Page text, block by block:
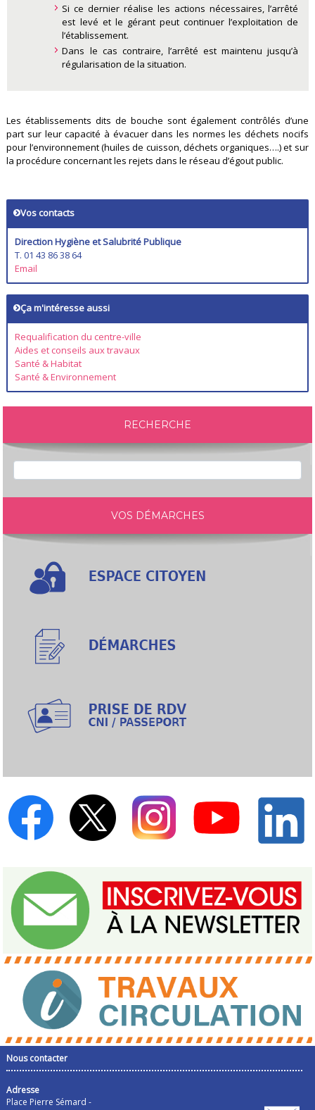
Si ce dernier réalise les actions nécessaires, l’arrêté
est levé et le gérant peut continuer l’exploitation de
l’établissement.
Dans le cas contraire, l’arrêté est maintenu jusqu’à
régularisation de la situation.
Les établissements dits de bouche sont également contrôlés d’une
part sur leur capacité à évacuer dans les normes les déchets nocifs
pour l’environnement (huiles de cuisson, déchets organiques….) et sur
la procédure concernant les rejets dans le réseau d’égout public.
Vos contacts
Direction Hygiène et Salubrité Publique
T. 01 43 86 38 64
Email
Ça m'intéresse aussi
Requalification du centre-ville
Aides et conseils aux travaux
Santé & Habitat
Santé & Environnement
RECHERCHE
VOS DÉMARCHES
Nous contacter
Adresse
Place Pierre Sémard -